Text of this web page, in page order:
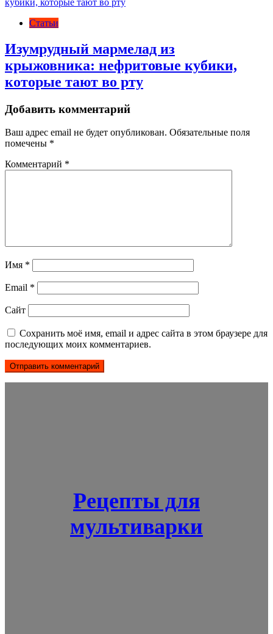
Статьи
Изумрудный мармелад из
крыжовника: нефритовые кубики,
которые тают во рту
Добавить комментарий
Ваш адрес email не будет опубликован. Обязательные поля
помечены *
Комментарий *
Имя *
Email *
Сайт
Сохранить моё имя, email и адрес сайта в этом браузере для
последующих моих комментариев.
Рецепты для
мультиварки